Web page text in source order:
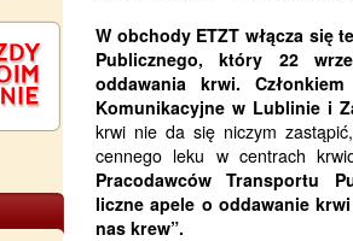
W obchody ETZT włącza się
Publicznego, który 22
oddawania krwi.
Komunikacyjne w Lublinie i
krwi nie da się niczym
cennego leku w centrach
Pracodawców Transportu
liczne apele o oddawanie
nas krew”.